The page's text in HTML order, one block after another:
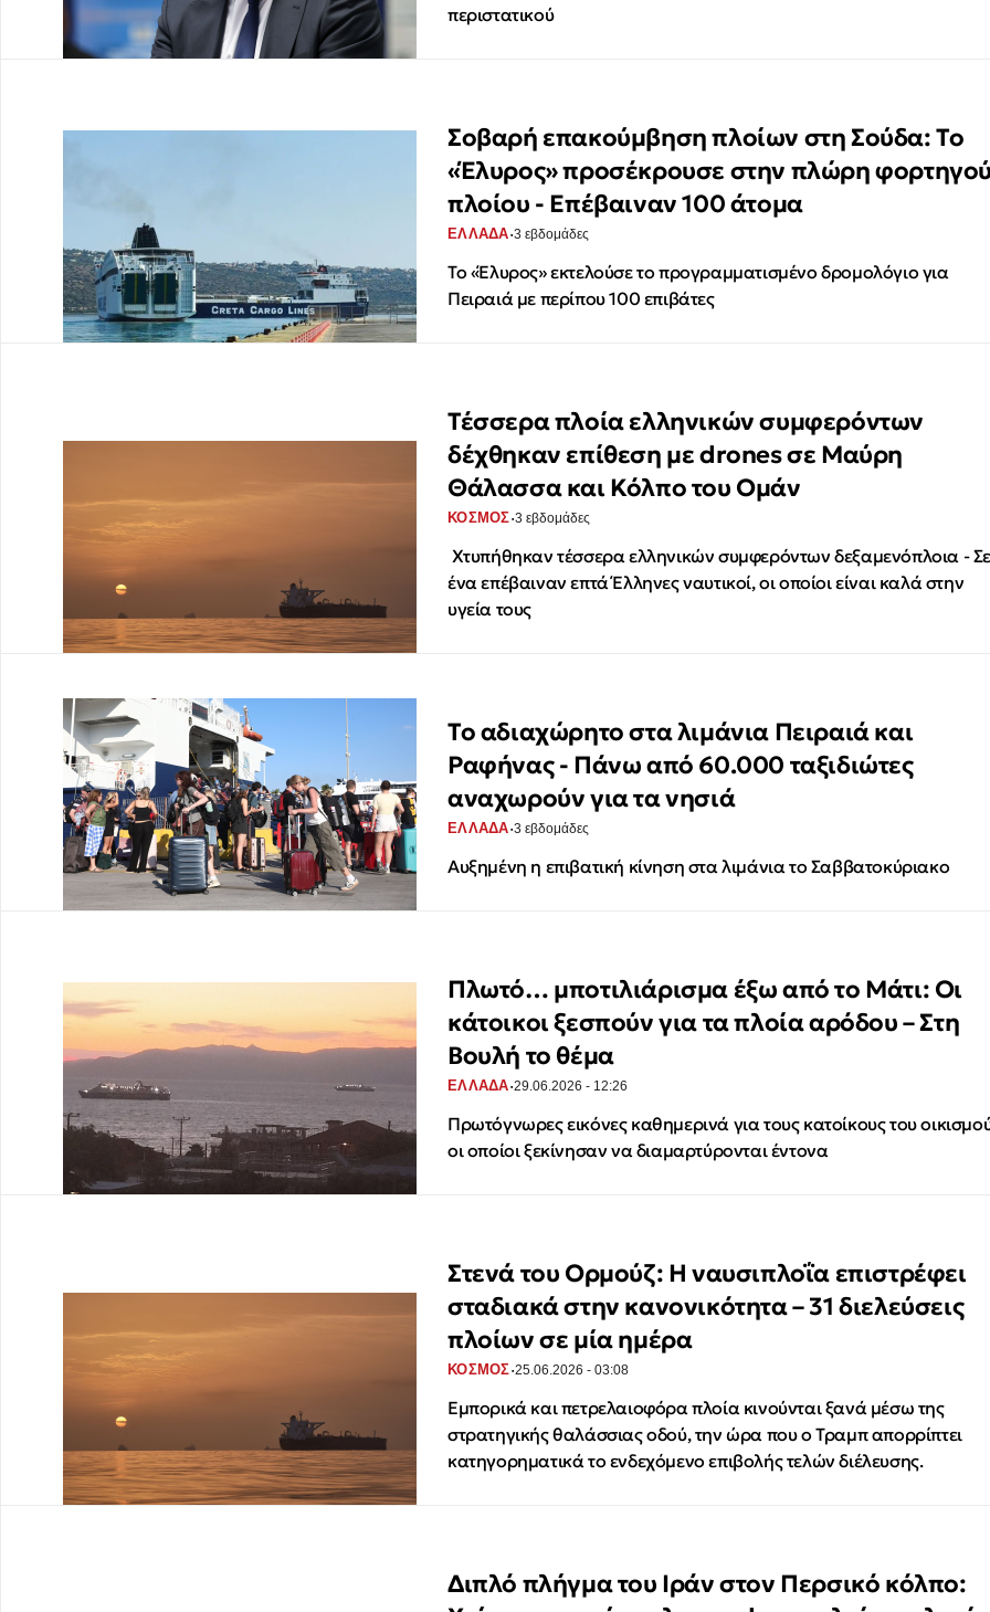
περιστατικού
Σοβαρή επακούμβηση πλοίων στη Σούδα: Το
«Έλυρος» προσέκρουσε στην πλώρη
πλοίου - Επέβαιναν 100 άτομα
ΕΛΛΑΔΑ·3 εβδομάδες
Το «Έλυρος» εκτελούσε το προγραμματισμένο δρομολόγιο για
Πειραιά με περίπου 100 επιβάτες
Τέσσερα πλοία ελληνικών συμφερόντων
δέχθηκαν επίθεση με drones σε Μαύρη
Θάλασσα και Κόλπο του Ομάν
ΚΟΣΜΟΣ·3 εβδομάδες
Χτυπήθηκαν τέσσερα ελληνικών συμφερόντων δεξαμενόπλοια - Σε
ένα επέβαιναν επτά Έλληνες ναυτικοί, οι οποίοι είναι καλά στην
υγεία τους
Το αδιαχώρητο στα λιμάνια Πειραιά και
Ραφήνας - Πάνω από 60.000 ταξιδιώτες
αναχωρούν για τα νησιά
ΕΛΛΑΔΑ·3 εβδομάδες
Αυξημένη η επιβατική κίνηση στα λιμάνια το Σαββατοκύριακο
Πλωτό… μποτιλιάρισμα έξω από το Μάτι: Οι
κάτοικοι ξεσπούν για τα πλοία αρόδου – Στη
Βουλή το θέμα
ΕΛΛΑΔΑ·29.06.2026 - 12:26
Πρωτόγνωρες εικόνες καθημερινά για τους κατοίκους του
οι οποίοι ξεκίνησαν να διαμαρτύρονται έντονα
Στενά του Ορμούζ: Η ναυσιπλοΐα επιστρέφει
σταδιακά στην κανονικότητα – 31 διελεύσεις
πλοίων σε μία ημέρα
ΚΟΣΜΟΣ·25.06.2026 - 03:08
Εμπορικά και πετρελαιοφόρα πλοία κινούνται ξανά μέσω της
στρατηγικής θαλάσσιας οδού, την ώρα που ο Τραμπ απορρίπτει
κατηγορηματικά το ενδεχόμενο επιβολής τελών διέλευσης.
Διπλό πλήγμα του Ιράν στον Περσικό κόλπο: